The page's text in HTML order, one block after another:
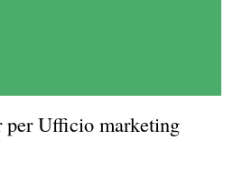
per Ufficio marketing